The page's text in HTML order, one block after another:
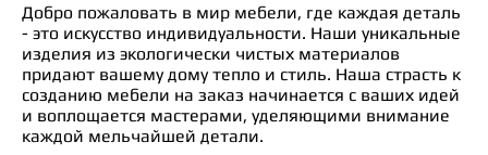
Добро пожаловать в мир мебели, где каждая деталь
- это искусство индивидуальности. Наши уникальные
изделия из экологически чистых материалов
придают вашему дому тепло и стиль. Наша страсть к
созданию мебели на заказ начинается с ваших идей
и воплощается мастерами, уделяющими внимание
каждой мельчайшей детали.